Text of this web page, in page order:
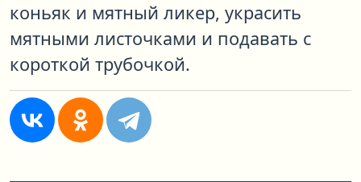
коньяк и мятный ликер, украсить
мятными листочками и подавать с
короткой трубочкой.